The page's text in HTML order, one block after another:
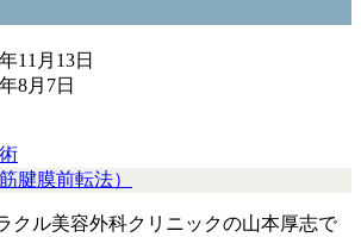
11月13日
8月7日
腱膜前転法）
クル美容外科クリニックの山本厚志で